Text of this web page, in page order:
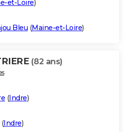
et-Loire)
Bleu (Maine-et-Loire)
(82 ans)
(Indre)
(Indre)